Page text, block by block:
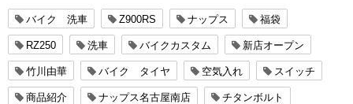
バイク 洗車 Z900RS ナップス 福袋
RZ250 洗車 バイクカスタム 新店オープン
竹川由華 バイク タイヤ 空気入れ スイッチ
商品紹介 ナップス名古屋南店 チタンボルト